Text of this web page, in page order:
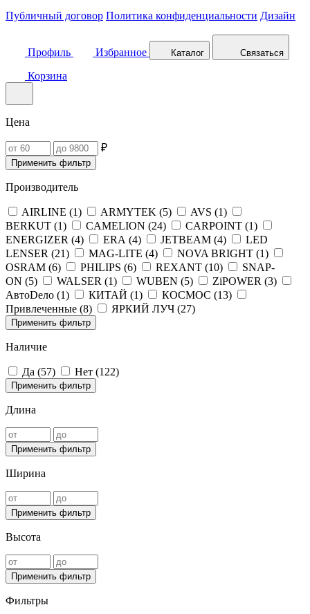
Публичный договор Политика конфиденциальности Дизайн
Профиль Избранное Каталог Связаться
Корзина
Цена
₽
Применить фильтр
Производитель
AIRLINE (1) ARMYTEK (5) AVS (1)
BERKUT (1) CAMELION (24) CARPOINT (1)
ENERGIZER (4) ERA (4) JETBEAM (4)
LED
LENSER (21) MAG-LITE (4) NOVA BRIGHT (1)
OSRAM (6) PHILIPS (6) REXANT (10)
SNAP-
ON (5) WALSER (1) WUBEN (5) ZiPOWER (3)
АвтоDело (1) КИТАЙ (1) КОСМОС (13)
Привлеченные (8) ЯРКИЙ ЛУЧ (27)
Применить фильтр
Наличие
Да (57) Нет (122)
Применить фильтр
Длина
Применить фильтр
Ширина
Применить фильтр
Высота
Применить фильтр
Фильтры